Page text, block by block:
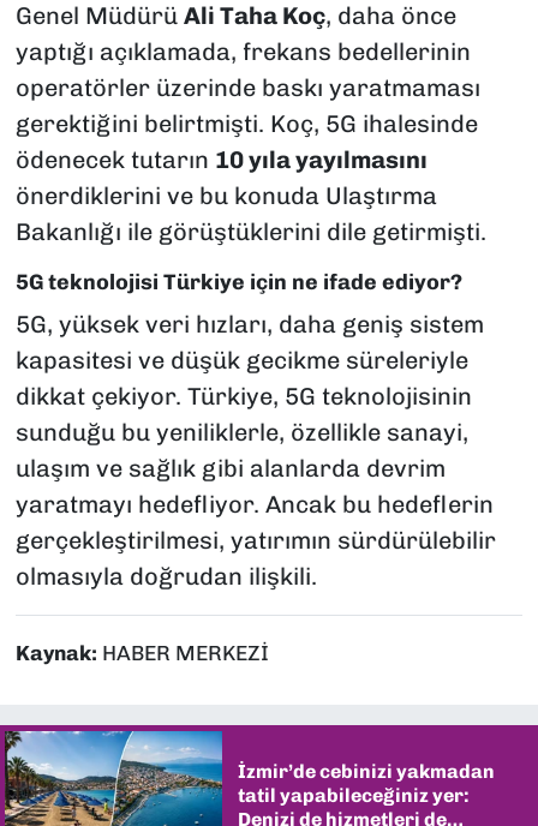
Genel Müdürü Ali Taha Koç, daha önce
yaptığı açıklamada, frekans bedellerinin
operatörler üzerinde baskı yaratmaması
gerektiğini belirtmişti. Koç, 5G ihalesinde
ödenecek tutarın 10 yıla yayılmasını
önerdiklerini ve bu konuda Ulaştırma
Bakanlığı ile görüştüklerini dile getirmişti.
5G teknolojisi Türkiye için ne ifade ediyor?
5G, yüksek veri hızları, daha geniş sistem
kapasitesi ve düşük gecikme süreleriyle
dikkat çekiyor. Türkiye, 5G teknolojisinin
sunduğu bu yeniliklerle, özellikle sanayi,
ulaşım ve sağlık gibi alanlarda devrim
yaratmayı hedefliyor. Ancak bu hedeflerin
gerçekleştirilmesi, yatırımın sürdürülebilir
olmasıyla doğrudan ilişkili.
Kaynak: HABER MERKEZİ
İzmir’de cebinizi yakmadan
tatil yapabileceğiniz yer:
Denizi de hizmetleri de